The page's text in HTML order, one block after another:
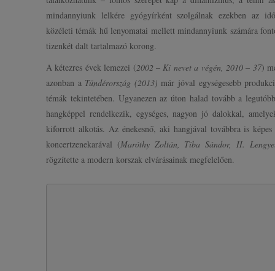
mindannyiunk lelkére gyógyírként szolgálnak ezekben az
közéleti témák hű lenyomatai mellett mindannyiunk számára
tizenkét dalt tartalmazó korong.
A kétezres évek lemezei (2002 – Ki nevet a végén, 2010 – 37)
azonban a Tündérország (2013) már jóval egységesebb
témák tekintetében. Ugyanezen az úton halad tovább a
hangképpel rendelkezik, egységes, nagyon jó dalokkal,
kiforrott alkotás. Az énekesnő, aki hangjával továbbra is képes
koncertzenekarával (Maróthy Zoltán, Tiba Sándor, II.
rögzítette a modern korszak elvárásainak megfelelően.